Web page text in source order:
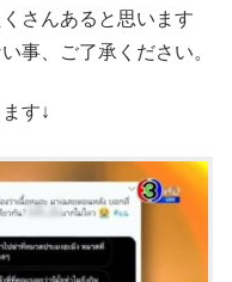
さんあると思います
事、ご了承ください。
す↓